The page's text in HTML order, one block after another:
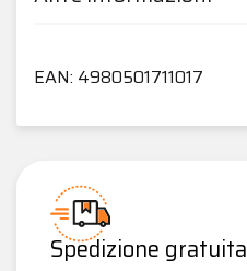
EAN: 4980501711017
Spedizione gratuita